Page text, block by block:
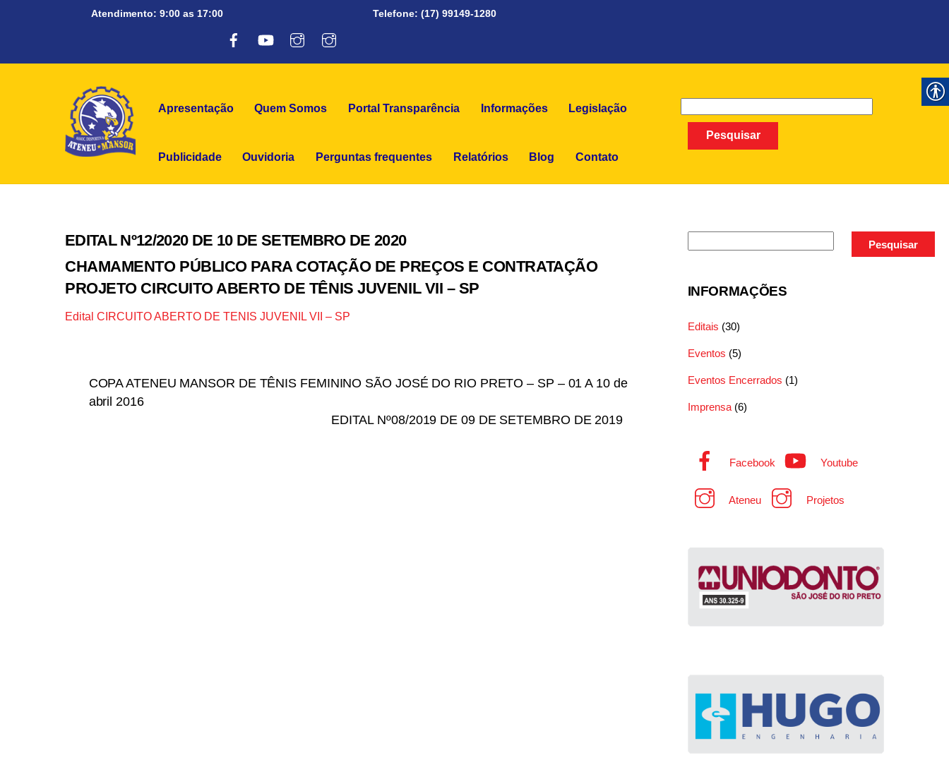
Atendimento: 9:00 as 17:00
Telefone: (17) 99149-1280
FacebookYoutube Ateneu
Pesquisar
Apresentação Quem Somos Portal Transparência Informações Legislação
Publicidade Ouvidoria Perguntas frequentes Relatórios Blog Contato
EDITAL Nº12/2020 DE 10 DE SETEMBRO DE 2020
CHAMAMENTO PÚBLICO PARA COTAÇÃO DE PREÇOS E CONTRATAÇÃO
PROJETO CIRCUITO ABERTO DE TÊNIS JUVENIL VII – SP
Edital CIRCUITO ABERTO DE TENIS JUVENIL VII – SP
COPA ATENEU MANSOR DE TÊNIS FEMININO SÃO JOSÉ DO RIO PRETO – SP – 01 A 10 de
abril 2016
EDITAL Nº08/2019 DE 09 DE SETEMBRO DE 2019
Pesquisar
INFORMAÇÕES
Editais (30)
Eventos (5)
Eventos Encerrados (1)
Imprensa(6)
Facebook Youtube
Ateneu Projetos